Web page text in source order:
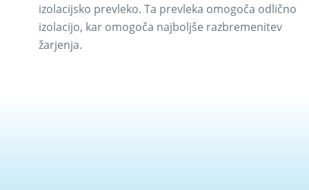
izolacijsko prevleko. Ta prevleka omogoča odlično
izolacijo, kar omogoča najboljše razbremenitev
žarjenja.